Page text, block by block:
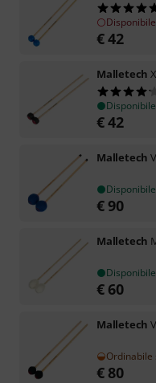
€42
Malletech
Disponibile
€42
Malletech
Disponibile
€90
Malletech
Disponibile
€ 60
Malletech
Ordinabile
€ 80